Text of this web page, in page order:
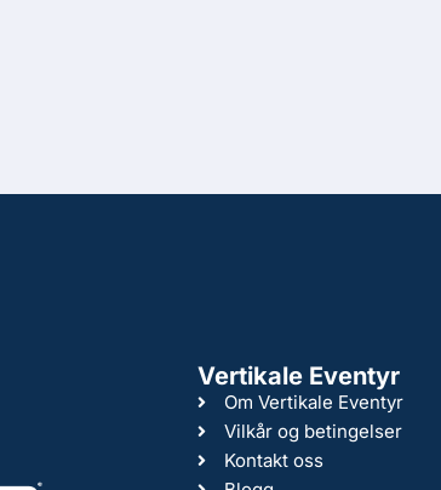
Vertikale Eventyr
Om Vertikale Eventyr
Vilkår og betingelser
Kontakt oss